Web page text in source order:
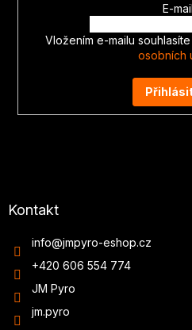
E-mail
Vložením e-mailu souhlasíte
osobních
Kontakt
info@jmpyro-eshop.cz
+420 606 554 774
JM Pyro
jm.pyro